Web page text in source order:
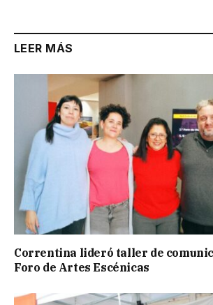
LEER MÁS
Correntina lideró taller de
Foro de Artes Escénicas